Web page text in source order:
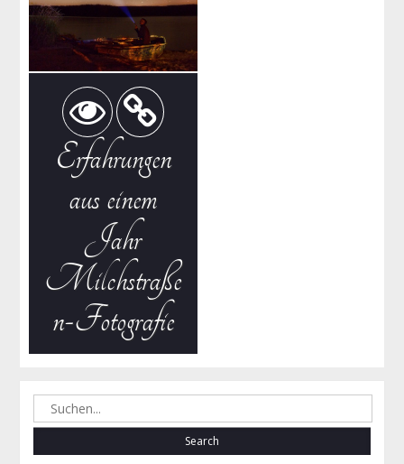
Erfahrungen
aus einem
Jahr
Milchstraße
n-Fotografie
Search
for: